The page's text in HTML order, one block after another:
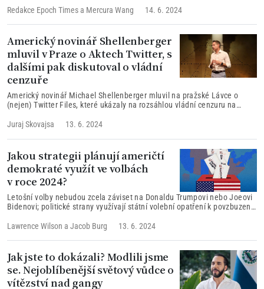
Redakce Epoch Times a Mercura Wang 14. 6. 2024
Americký novinář Shellenberger
mluvil v Praze o Aktech Twitter, s
dalšími pak diskutoval o vládní
cenzuře
Americký novinář Michael Shellenberger mluvil na pražské Lávce o
(nejen) Twitter Files, které ukázaly na rozsáhlou vládní cenzuru na
Juraj Skovajsa
13. 6. 2024
Jakou strategii plánují američtí
demokraté využít ve volbách
v roce 2024?
Letošní volby nebudou zcela záviset na Donaldu Trumpovi nebo Joeovi
Bidenovi; politické strany využívají státní volební opatření k povzbuzení
Lawrence Wilson a Jacob Burg 13. 6. 2024
Jak jste to dokázali? Modlili jsme
se. Nejoblíbenější světový vůdce o
vítězství nad gangy